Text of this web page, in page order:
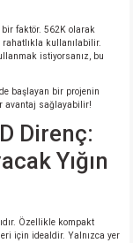
bir faktör. 562K olarak
rahatlıkla kullanılabilir.
istiyorsanız, bu
başlayan bir projenin
avantaj sağlayabilir!
Direnç:
Yığın
Özellikle kompakt
için idealdir. Yalnızca yer